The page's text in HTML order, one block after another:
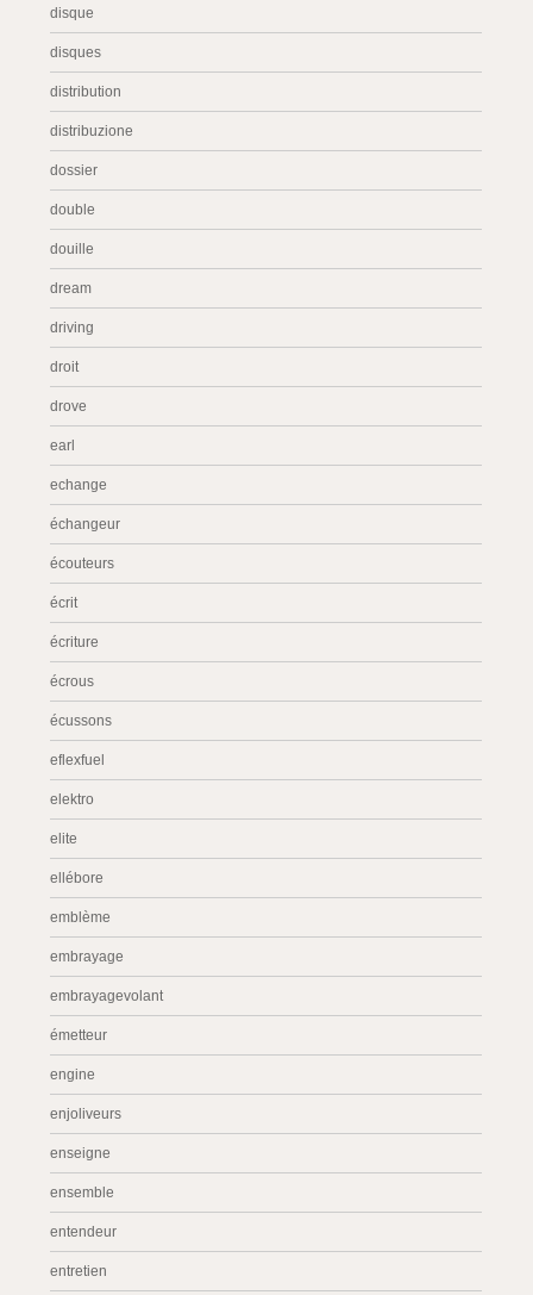
disque
disques
distribution
distribuzione
dossier
double
douille
dream
driving
droit
drove
earl
echange
échangeur
écouteurs
écrit
écriture
écrous
écussons
eflexfuel
elektro
elite
ellébore
emblème
embrayage
embrayagevolant
émetteur
engine
enjoliveurs
enseigne
ensemble
entendeur
entretien